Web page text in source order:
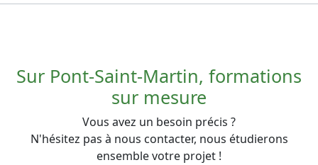
Sur Pont-Saint-Martin, formations
sur mesure
Vous avez un besoin précis ?
N'hésitez pas à nous contacter, nous étudierons
ensemble votre projet !